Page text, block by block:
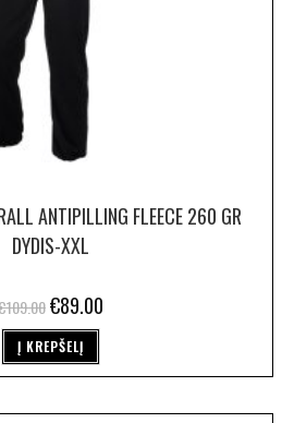
ANTIPILLING FLEECE 260 GR
DYDIS-XXL
109.00 €89.00
Į KREPŠELĮ